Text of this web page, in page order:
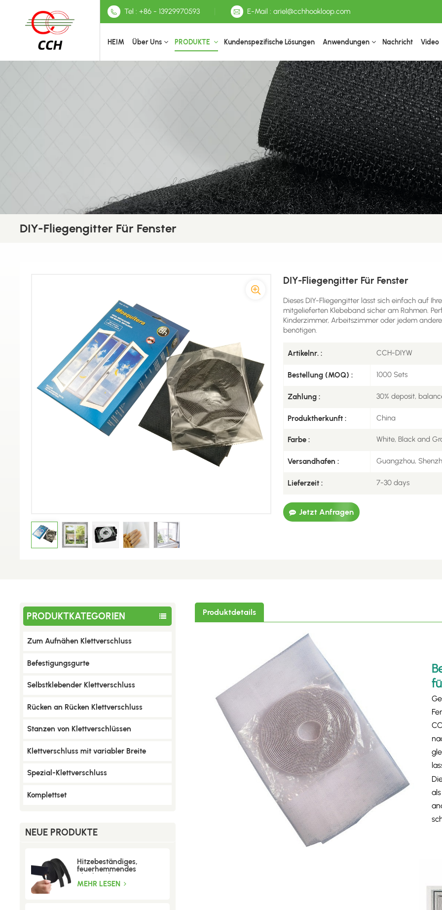
Tel : +86 - 13929970593 E-Mail : ariel@cchhookloop.com
HEIM Über Uns PRODUKTE Kundenspezifische Lösungen Anwendungen Nachricht Video
DIY-Fliegengitter Für Fenster
DIY-Fliegengitter Für Fenster
Dieses DIY-Fliegengitter lässt sich einfach auf
mitgelieferten Klebeband sicher am Rahmen.
Kinderzimmer, Arbeitszimmer oder jedem
benötigen.
Artikelnr. : CCH-DIYW
Bestellung (MOQ) : 1000 Sets
Zahlung : 30% deposit,
Produktherkunft : China
Farbe : White, Black and
Versandhafen : Guangzhou,
Lieferzeit : 7-30 days
Jetzt Anfragen
PRODUKTKATEGORIEN
Zum Aufnähen Klettverschluss
Befestigungsgurte
Selbstklebender Klettverschluss
Rücken an Rücken Klettverschluss
Stanzen von Klettverschlüssen
Klettverschluss mit variabler Breite
Spezial-Klettverschluss
Komplettset
NEUE PRODUKTE
Hitzebeständiges,
feuerhemmendes
Klettband
MEHR LESEN
Produktdetails